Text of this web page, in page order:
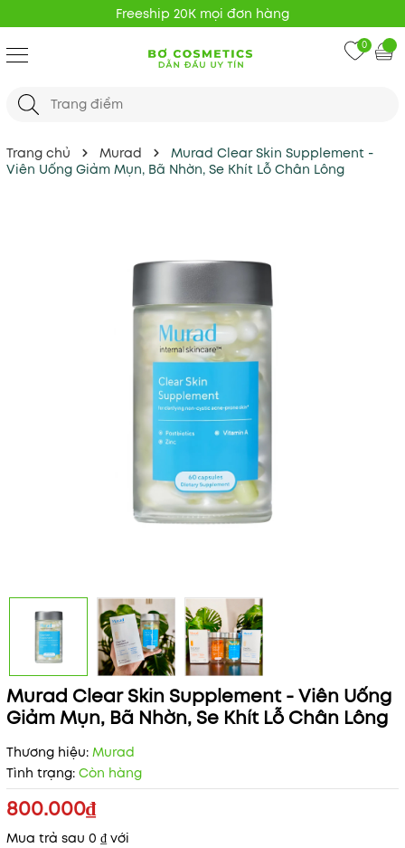
Freeship 20K mọi đơn hàng
0
Trang chủ Murad
Murad Clear Skin Supplement -
Viên Uống Giảm Mụn, Bã Nhờn, Se Khít Lỗ Chân Lông
Murad Clear Skin Supplement - Viên Uống
Giảm Mụn, Bã Nhờn, Se Khít Lỗ Chân Lông
Thương hiệu: Murad
Tình trạng: Còn hàng
800.000₫
Mua trả sau 0 ₫ với